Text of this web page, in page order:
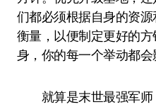
们都必须根据自身的资
衡量，以便制定更好的
身，你的每一个举动都会
就算是末世最强军师